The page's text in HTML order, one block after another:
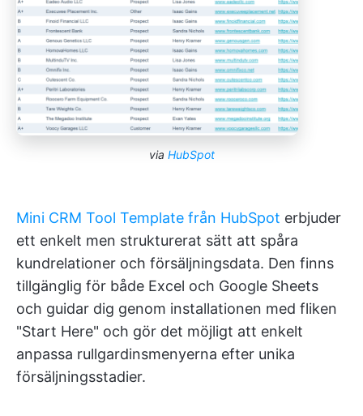
via HubSpot
Mini CRM Tool Template från HubSpot erbjuder
ett enkelt men strukturerat sätt att spåra
kundrelationer och försäljningsdata. Den finns
tillgänglig för både Excel och Google Sheets
och guidar dig genom installationen med fliken
"Start Here" och gör det möjligt att enkelt
anpassa rullgardinsmenyerna efter unika
försäljningsstadier.